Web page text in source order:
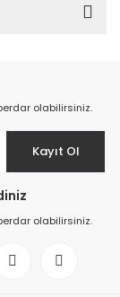
olabilirsiniz.
Kayıt Ol
olabilirsiniz.